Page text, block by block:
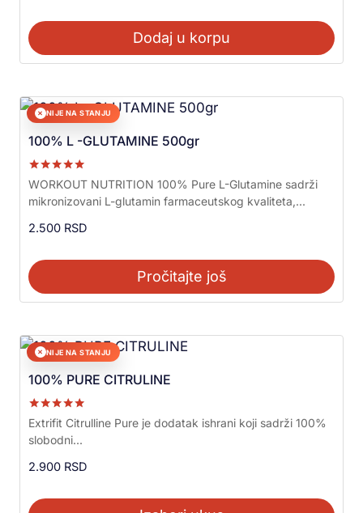
Dodaj u korpu
✕ NIJE NA STANJU
100% L -GLUTAMINE 500gr
Ocenjeno sa
5.00
od 5
WORKOUT NUTRITION 100% Pure L-Glutamine sadrži
mikronizovani L-glutamin farmaceutskog kvaliteta,...
2.500 RSD
Pročitajte još
✕ NIJE NA STANJU
100% PURE CITRULINE
Ocenjeno sa
5.00
od 5
Extrifit Citrulline Pure je dodatak ishrani koji sadrži 100%
slobodni...
2.900 RSD